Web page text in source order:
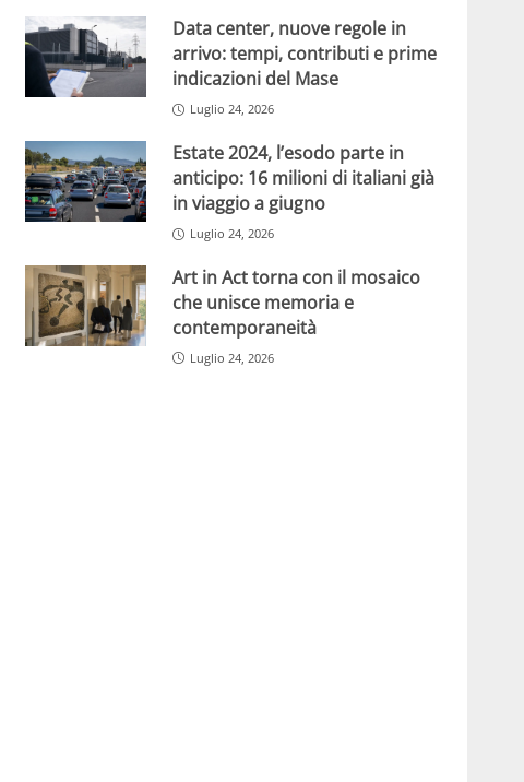
Data center, nuove regole in
arrivo: tempi, contributi e prime
indicazioni del Mase
Luglio 24, 2026
Estate 2024, l’esodo parte in
anticipo: 16 milioni di italiani già
in viaggio a giugno
Luglio 24, 2026
Art in Act torna con il mosaico
che unisce memoria e
contemporaneità
Luglio 24, 2026